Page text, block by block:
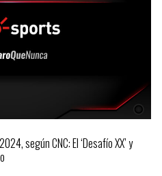
según CNC: El ‘Desafío XX’ y